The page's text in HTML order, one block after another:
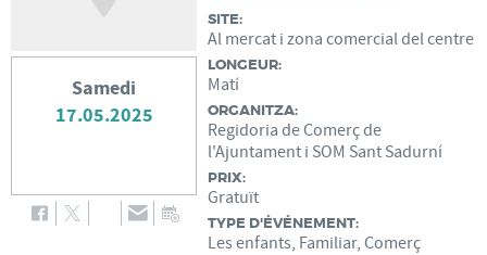
Samedi
17.05.2025
SITE:
Al mercat i zona comercial del centre
LONGEUR:
Matí
ORGANITZA:
Regidoria de Comerç de
l'Ajuntament i SOM Sant Sadurní
PRIX:
Gratuït
TYPE D'ÉVÉNEMENT:
Les enfants, Familiar, Comerç